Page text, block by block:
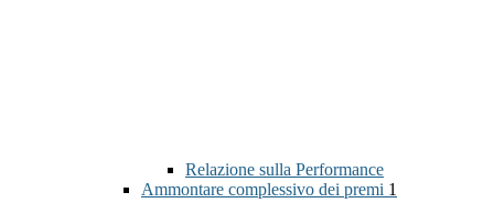
Relazione sulla Performance
Ammontare complessivo dei premi 1